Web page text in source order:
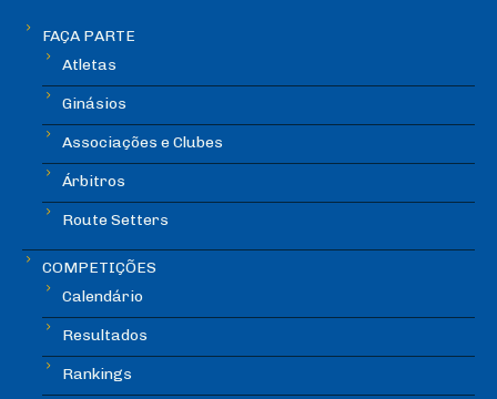
FAÇA PARTE
Atletas
Ginásios
Associações e Clubes
Árbitros
Route Setters
COMPETIÇÕES
Calendário
Resultados
Rankings